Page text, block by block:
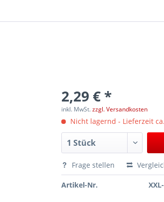
2,29 € *
inkl. MwSt.zzgl. Versandkosten
Nicht lagernd - Lieferzeit
Frage stellen
Artikel-Nr.